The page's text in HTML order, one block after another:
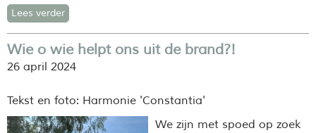
Lees verder
Wie o wie helpt ons uit de brand?!
26 april 2024
Tekst en foto: Harmonie 'Constantia'
We zijn met spoed op zoek